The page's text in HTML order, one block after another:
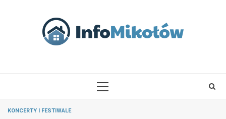
PRIMARY
KONCERTY I FESTIWALE